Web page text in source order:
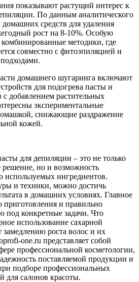
показывают растущий интерес к
По данным аналитического
домашних средств для удаления
рост на 8-10%. Особую
методики, где
совместно с фитоэпиляцией и
домашнего шугаринга включают
для подогрева пасты и
добавлением растительных
экспериментальные
снижающие раздражение
кожей.
для депиляции – это не только
но и возможность
используемых ингредиентов.
и техники, можно достичь
в домашних условиях. Главное
приготовления и правильно
под конкретные задачи. Что
использование сахарной
замедлению роста волос и их
one.ru представляет собой
профессиональной косметологии,
поставляемой продукции и
подборе профессиональных
для салонов красоты.